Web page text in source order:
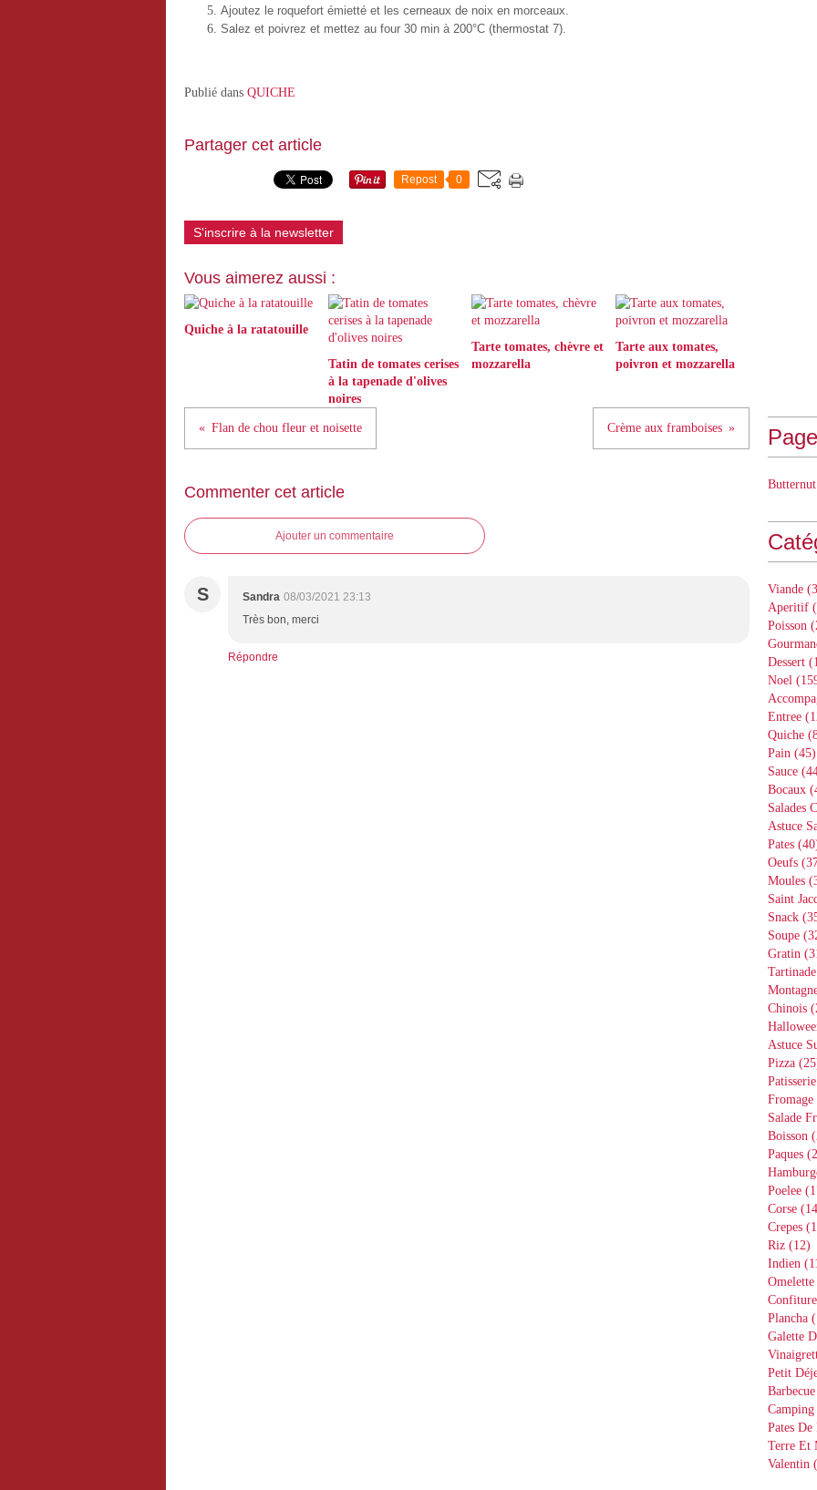
Ajoutez le roquefort émietté et les cerneaux de noix en morceaux.
Salez et poivrez et mettez au four 30 min à 200°C (thermostat 7).
Publié dans QUICHE
Partager cet article
Repost 0
S'inscrire à la newsletter
Vous aimerez aussi :
Quiche à la ratatouille
Tatin de tomates cerises
à la tapenade d'olives
noires
Tarte tomates, chèvre et
mozzarella
Tarte aux tomates,
poivron et mozzarella
Flan de chou fleur et noisette Crème aux framboises
Commenter cet article
Ajouter un commentaire
S Sandra 08/03/2021 23:13
Très bon, merci
Répondre
Viande
Aperitif
Poisson
Dessert
Noel
Entree
Quiche
Pain (45)
Sauce
Bocaux
Salades
Astuce
Pates
Oeufs
Moules
Saint
Snack
Soupe
Gratin
Tartinade
Chinois
Astuce
Pizza
Patisserie
Fromage
Salade
Boisson
Paques
Poelee
Corse
Crepes
Riz (12)
Indien
Omelette
Confiture
Plancha
Galette
Petit
Barbecue
Camping
Pates
Terre Et
Valentin